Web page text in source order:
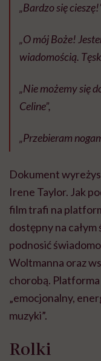
„Bardzo się
„O mój Boże!
wiadomością.
„Nie możemy się
Celine”,
„Przebieram
Dokument
Irene Taylor. Jak
film trafi na
dostępny na
podnosić
Woltmanna oraz
chorobą.
„emocjonalny,
muzyki”.
Rolki